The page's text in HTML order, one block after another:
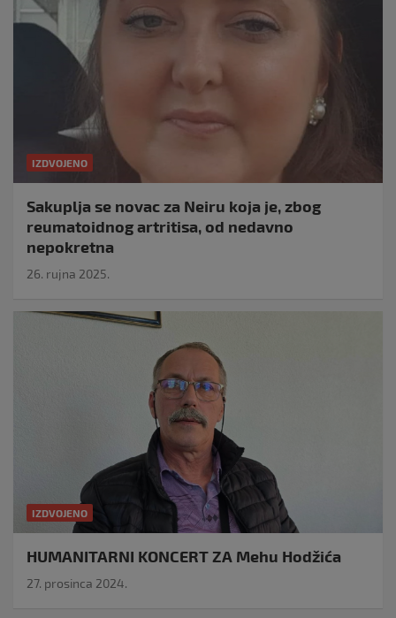
IZDVOJENO
Sakuplja se novac za Neiru koja je, zbog
reumatoidnog artritisa, od nedavno
nepokretna
26. rujna 2025.
IZDVOJENO
HUMANITARNI KONCERT ZA Mehu Hodžića
27. prosinca 2024.